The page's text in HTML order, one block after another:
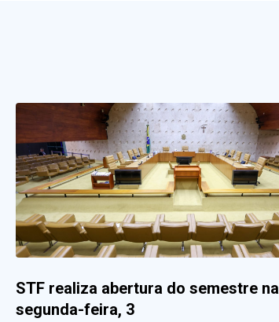
STF realiza abertura do semestre na
segunda-feira, 3